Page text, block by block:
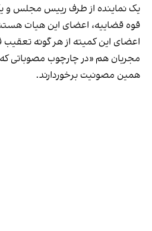
یک نماینده از طرف رییس مجلس و
قوه قضاییه، اعضای این هیات
اعضای این کمیته از هر گونه
مجریان هم «در چارچوب مصوباتی
همین مصونیت برخوردارند.